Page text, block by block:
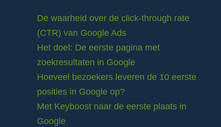
De waarheid over de click-through rate
(CTR) van Google Ads
Het doel: De eerste pagina met
zoekresultaten in Google
Hoeveel bezoekers leveren de 10 eerste
posities in Google op?
Met Keyboost naar de eerste plaats in
Google